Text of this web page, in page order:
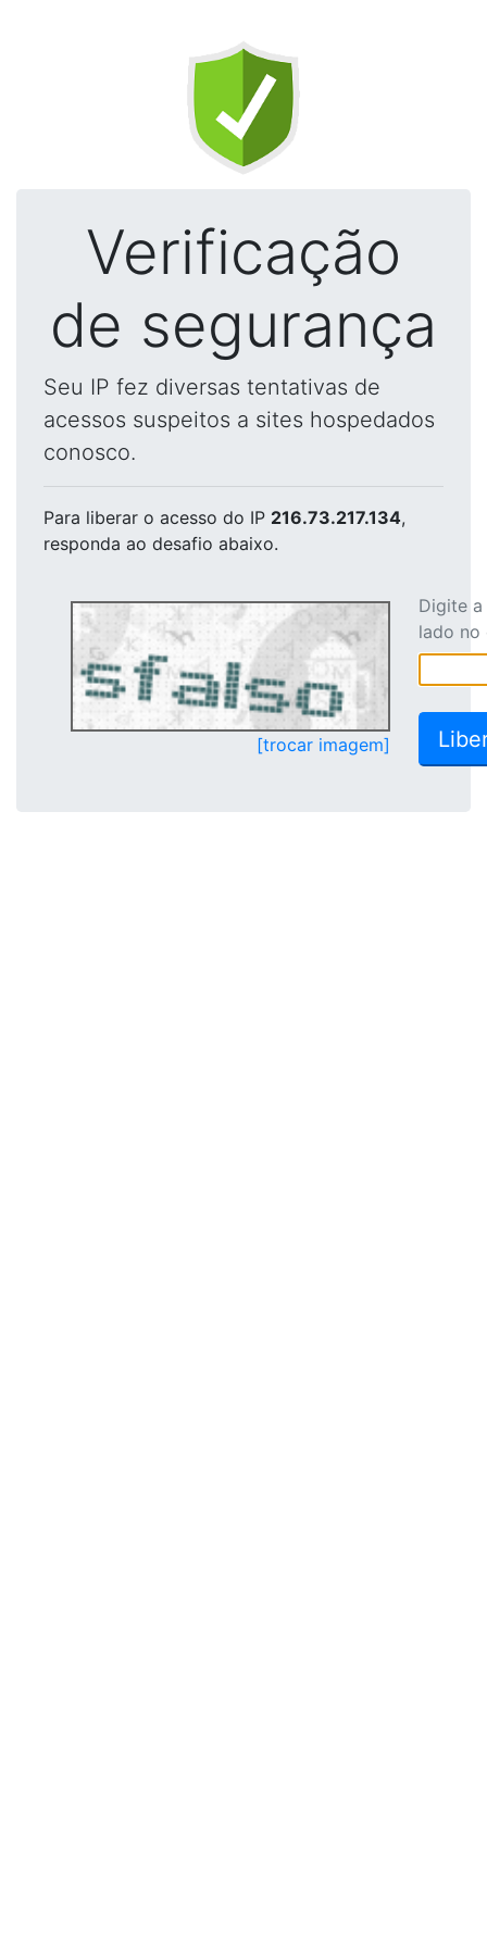
Verificação
de segurança
Seu IP fez diversas tentativas de
acessos suspeitos a sites hospedados
conosco.
Para liberar o acesso do IP 216.73.217.134,
responda ao desafio abaixo.
[trocar imagem]
Digite
lado no